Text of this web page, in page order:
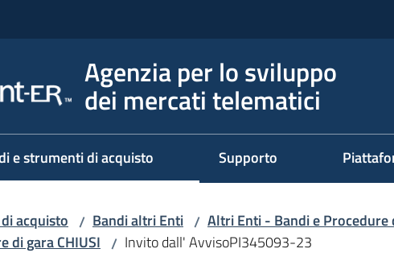
Agenzia per lo sviluppo
dei mercati telematici
e strumenti di acquisto Supporto
acquisto / Bandi altri Enti / Altri Enti - Bandi e Procedure
di gara CHIUSI / Invito dall' AvvisoPI345093-23